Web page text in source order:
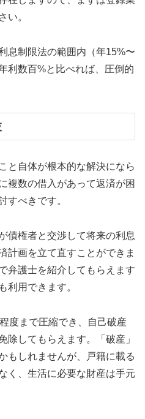
い。
息制限法の範囲内（年15%〜
利数百%と比べれば、圧倒的
と自体が根本的な解決になら
複数の借入があって返済が困
すべきです。
債権者と交渉して将来の利息
計画を立て直すことができま
弁護士を紹介してもらえます
利用できます。
度まで圧縮でき、自己破産
除してもらえます。「破産」
もしれませんが、戸籍に載る
く、生活に必要な財産は手元